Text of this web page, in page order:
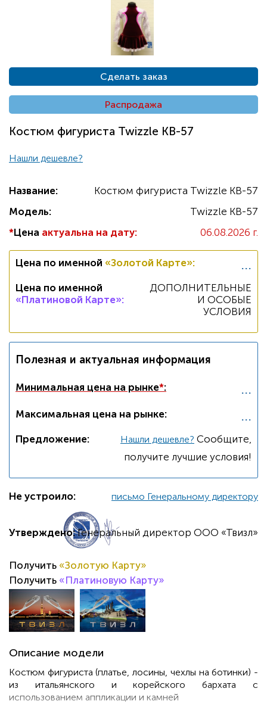
Сделать заказ
Распродажа
Костюм фигуриста Twizzle KB-57
Нашли дешевле?
Название:
Костюм фигуриста Twizzle KB-57
Модель:
Twizzle KB-57
*Цена актуальна на дату: 06.08.2026 г.
Цена по именной «Золотой Карте»: ...
Цена по именной
«Платиновой Карте»:
ДОПОЛНИТЕЛЬНЫЕ
И ОСОБЫЕ
УСЛОВИЯ
Полезная и актуальная информация
Минимальная цена на рынке*: ...
Максимальная цена на рынке: ...
Предложение: Нашли дешевле? Cообщите,
получите лучшие условия!
Не устроило: письмо Генеральному директору
Утверждено: Генеральный директор ООО «Твизл»
Получить «Золотую Карту»
Получить «Платиновую Карту»
Описание модели
Костюм фигуриста (платье, лосины, чехлы на ботинки) -
из итальянского и корейского бархата с
использованием аппликации и камней